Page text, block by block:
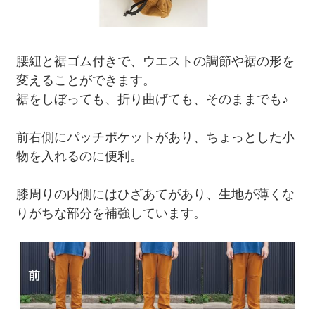
腰紐と裾ゴム付きで、ウエストの調節や裾の形を
変えることができます。
裾をしぼっても、折り曲げても、そのままでも♪
前右側にパッチポケットがあり、ちょっとした小
物を入れるのに便利。
膝周りの内側にはひざあてがあり、生地が薄くな
りがちな部分を補強しています。